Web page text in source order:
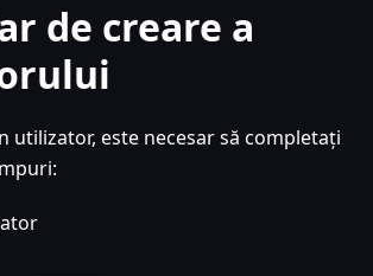
de creare a
utilizator, este necesar să completați